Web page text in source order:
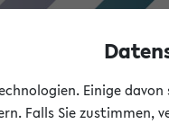
Einige
Falls Sie